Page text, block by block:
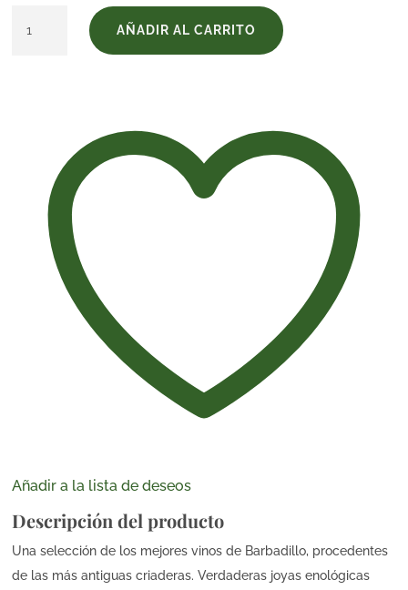
AÑADIR AL CARRITO
Añadir a la lista de deseos
Descripción del producto
Una selección de los mejores vinos de Barbadillo, procedentes
de las más antiguas criaderas. Verdaderas joyas enológicas